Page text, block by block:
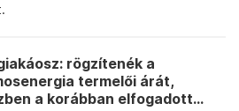
rögzítenék a
termelői árát,
a korábban elfogadott...